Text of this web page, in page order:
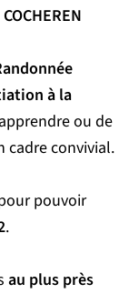
à la
ou de
cadre convivial.
pouvoir
.
au plus près